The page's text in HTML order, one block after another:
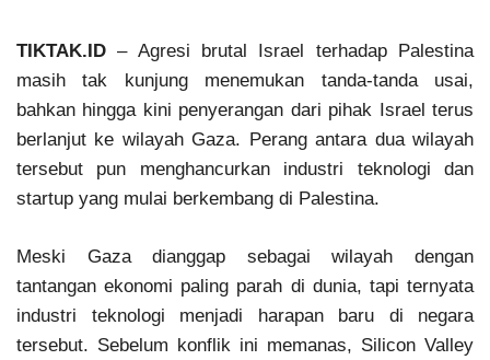
TIKTAK.ID – Agresi brutal Israel terhadap Palestina
masih tak kunjung menemukan tanda-tanda usai,
bahkan hingga kini penyerangan dari pihak Israel terus
berlanjut ke wilayah Gaza. Perang antara dua wilayah
tersebut pun menghancurkan industri teknologi dan
startup yang mulai berkembang di Palestina.
Meski Gaza dianggap sebagai wilayah dengan
tantangan ekonomi paling parah di dunia, tapi ternyata
industri teknologi menjadi harapan baru di negara
tersebut. Sebelum konflik ini memanas, Silicon Valley